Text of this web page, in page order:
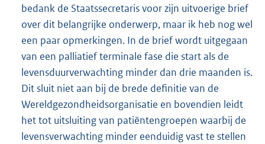
bedank de Staatssecretaris voor zijn uitvoerige brief
over dit belangrijke onderwerp, maar ik heb nog wel
een paar opmerkingen. In de brief wordt uitgegaan
van een palliatief terminale fase die start als de
levensduurverwachting minder dan drie maanden is.
Dit sluit niet aan bij de brede definitie van de
Wereldgezondheidsorganisatie en bovendien leidt
het tot uitsluiting van patiëntengroepen waarbij de
levensverwachting minder eenduidig vast te stellen